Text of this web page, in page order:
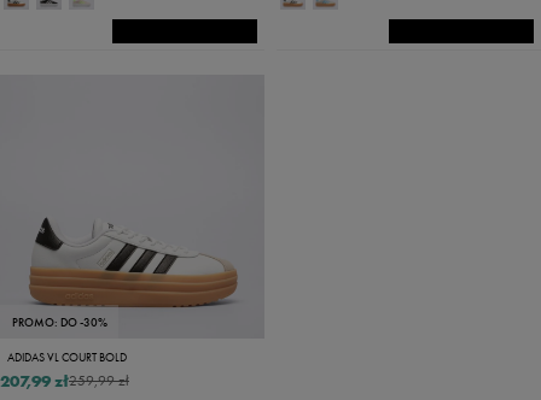
PROMO: DO -30%
ADIDAS VL COURT BOLD
259,99 zł
207,99 zł